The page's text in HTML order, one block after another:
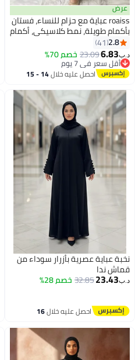
عرض
roaiss عباية مع حزام للنساء، فستان
بأكمام طويلة، نمط كلاسيكي، أكمام
واسعة، رقبة دائرية، فستان أنيق
كاجوال للارتداء اليومي
2.8
41
د.ب‏6.83
23.09خصم 70%
أقل سعر في 7 يوم
أقل سعر في 7 يوماحصل عليه خلال 14 - 15
اغسطس
نخبة عباية عصرية بأزرار سوداء من
قماش ندا
د.ب‏23.43
32.85خصم 28%
احصل عليه خلال16